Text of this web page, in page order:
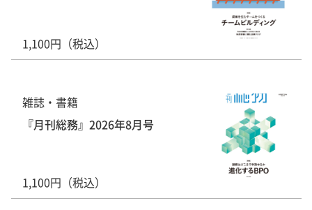
1,100円（税込）
雑誌・書籍
『月刊総務』2026年8月号
1,100円（税込）